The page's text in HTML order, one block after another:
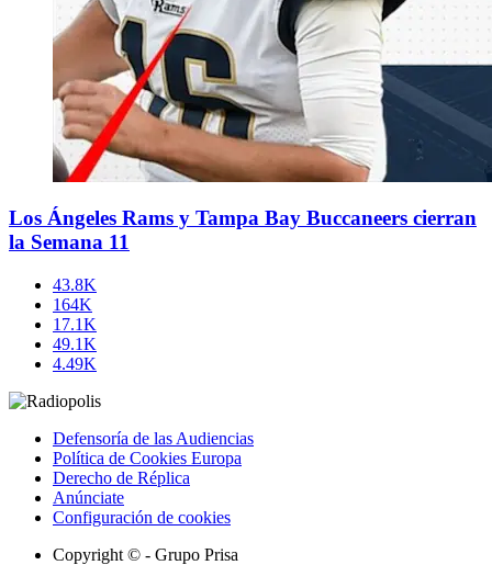
Los Ángeles Rams y Tampa Bay Buccaneers cierran
la Semana 11
43.8K
164K
17.1K
49.1K
4.49K
Defensoría de las Audiencias
Política de Cookies Europa
Derecho de Réplica
Anúnciate
Configuración de cookies
Copyright © - Grupo Prisa